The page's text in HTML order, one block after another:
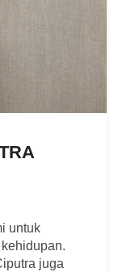
untuk
juga